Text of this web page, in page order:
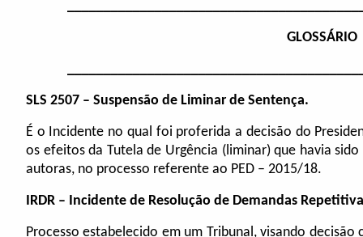
GLOSSÁRIO
SLS 2507 – Suspensão de Liminar de Sentença.
É o Incidente no qual foi proferida a decisão do
os efeitos da Tutela de Urgência (liminar) que havia sido
autoras, no processo referente ao PED – 2015/18.
IRDR – Incidente de Resolução de Demandas
Processo estabelecido em um Tribunal, visando